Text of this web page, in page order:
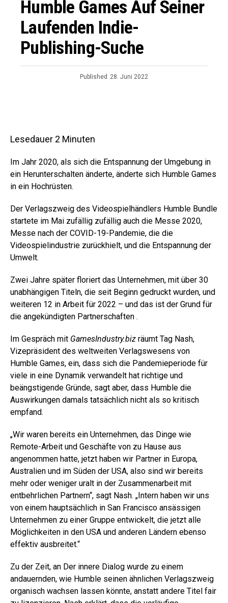
Humble Games Auf Seiner
Laufenden Indie-
Publishing-Suche
Published 28. Juni 2022
Lesedauer 2 Minuten
Im Jahr 2020, als sich die Entspannung der Umgebung in
ein Herunterschalten änderte, änderte sich Humble Games
in ein Hochrüsten.
Der Verlagszweig des Videospielhändlers Humble Bundle
startete im Mai zufällig zufällig auch die Messe 2020,
Messe nach der COVID-19-Pandemie, die die
Videospielindustrie zurückhielt, und die Entspannung der
Umwelt.
Zwei Jahre später floriert das Unternehmen, mit über 30
unabhängigen Titeln, die seit Beginn gedruckt wurden, und
weiteren 12 in Arbeit für 2022 – und das ist der Grund für
die angekündigten Partnerschaften .
Im Gespräch mit GamesIndustry.biz räumt Tag Nash,
Vizepräsident des weltweiten Verlagswesens von
Humble Games, ein, dass sich die Pandemieperiode für
viele in eine Dynamik verwandelt hat richtige und
beängstigende Gründe, sagt aber, dass Humble die
Auswirkungen damals tatsächlich nicht als so kritisch
empfand.
„Wir waren bereits ein Unternehmen, das Dinge wie
Remote-Arbeit und Geschäfte von zu Hause aus
angenommen hatte, jetzt haben wir Partner in Europa,
Australien und im Süden der USA, also sind wir bereits
mehr oder weniger uralt in der Zusammenarbeit mit
entbehrlichen Partnern“, sagt Nash. „Intern haben wir uns
von einem hauptsächlich in San Francisco ansässigen
Unternehmen zu einer Gruppe entwickelt, die jetzt alle
Möglichkeiten in den USA und anderen Ländern ebenso
effektiv ausbreitet.“
Zu der Zeit, an Der innere Dialog wurde zu einem
andauernden, wie Humble seinen ähnlichen Verlagszweig
organisch wachsen lassen könnte, anstatt andere Titel fair